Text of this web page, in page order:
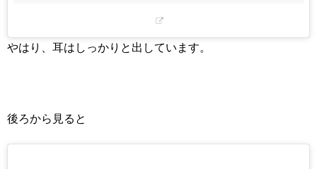
やはり、耳はしっかりと出しています。
後ろから見ると